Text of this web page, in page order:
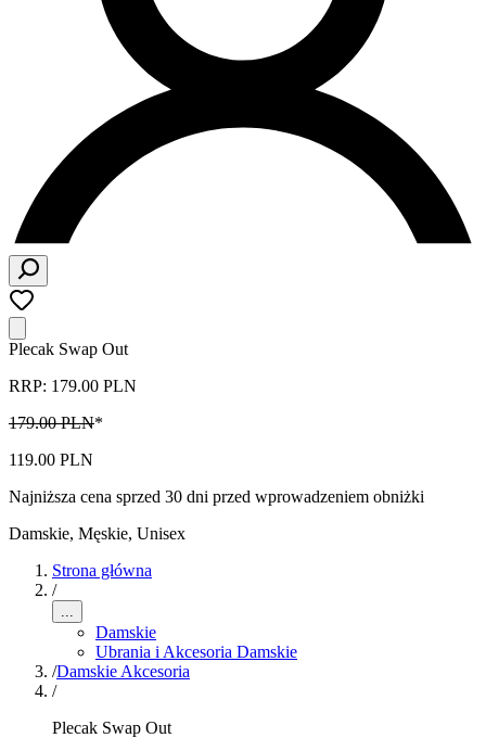
Plecak Swap Out
RRP: 179.00 PLN
179.00 PLN*
119.00 PLN
Najniższa cena sprzed 30 dni przed wprowadzeniem obniżki
Damskie, Męskie, Unisex
Strona główna
/
...
Damskie
Ubrania i Akcesoria Damskie
/Damskie Akcesoria
/
Plecak Swap Out